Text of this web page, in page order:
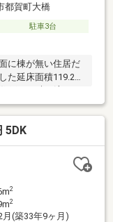
都賀町大橋
駐車3台
に棟が無い住居だ
延床面積119.23
戸では時の流れも
室も含めエアコン
。是非見学にお
5DK
2
2
月(築33年9ヶ月)